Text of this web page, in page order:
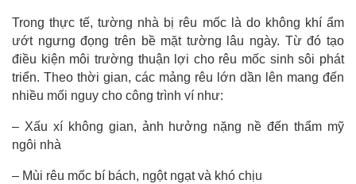
Trong thực tế, tường nhà bị rêu mốc là do không khí ẩm
ướt ngưng đọng trên bề mặt tường lâu ngày. Từ đó tạo
điều kiện môi trường thuận lợi cho rêu mốc sinh sôi phát
triển. Theo thời gian, các mảng rêu lớn dần lên mang đến
nhiều mối nguy cho công trình ví như:
– Xấu xí không gian, ảnh hưởng nặng nề đến thẩm mỹ
ngôi nhà
– Mùi rêu mốc bí bách, ngột ngạt và khó chịu